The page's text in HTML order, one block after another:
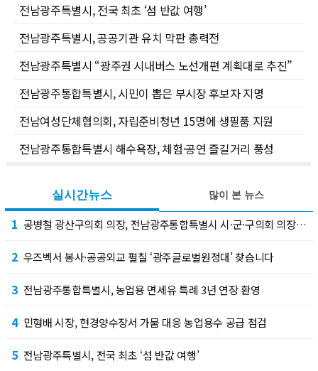
전남광주특별시, 전국 최초 ‘섬 반값 여행’
전남광주특별시, 공공기관 유치 막판 총력전
전남광주특별시 “광주권 시내버스 노선개편 계획대로 추진”
전남광주통합특별시, 시민이 뽑은 부시장 후보자 지명
전남여성단체협의회, 자립준비청년 15명에 생필품 지원
전남광주통합특별시 해수욕장, 체험·공연 즐길거리 풍성
실시간뉴스
1 공병철 광산구의회 의장, 전남광주통합특별시 시·군·구의회 의장협의회 부회장 선출
2 우즈벡서 봉사·공공외교 펼칠 ‘광주글로벌원정대’ 찾습니다
3 전남광주통합특별시, 농업용 면세유 특례 3년 연장 환영
4 민형배 시장, 현경양수장서 가뭄 대응 농업용수 공급 점검
5 전남광주특별시, 전국 최초 ‘섬 반값 여행’
많이 본 뉴스